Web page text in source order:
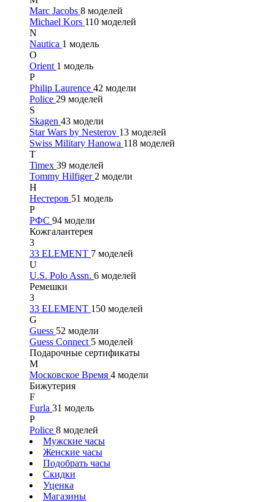
Marc Jacobs 8 моделей
Michael Kors 110 моделей
N
Nautica 1 модель
O
Orient 1 модель
P
Philip Laurence 42 модели
Police 29 моделей
S
Skagen 43 модели
Star Wars by Nesterov 13 моделей
Swiss Military Hanowa 118 моделей
T
Timex 39 моделей
Tommy Hilfiger 2 модели
Н
Нестеров 51 модель
Р
РФС 94 модели
Кожгалантерея
3
33 ELEMENT 7 моделей
U
U.S. Polo Assn. 6 моделей
Ремешки
3
33 ELEMENT 150 моделей
G
Guess 52 модели
Guess Connect 5 моделей
Подарочные сертификаты
М
Московское Время 4 модели
Бижутерия
F
Furla 31 модель
P
Police 8 моделей
Мужские часы
Женские часы
Подобрать часы
Скидки
Уценка
Магазины